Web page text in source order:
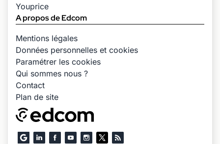
Youprice
A propos de Edcom
Mentions légales
Données personnelles et cookies
Paramétrer les cookies
Qui sommes nous ?
Contact
Plan de site